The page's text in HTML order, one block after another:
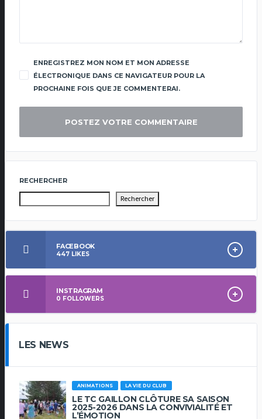
ENREGISTREZ MON NOM ET MON ADRESSE
ÉLECTRONIQUE DANS CE NAVIGATEUR POUR LA
PROCHAINE FOIS QUE JE COMMENTERAI.
RECHERCHER
Rechercher
FACEBOOK
447 LIKES
INSTRAGRAM
0 FOLLOWERS
LES NEWS
ANIMATIONS LA VIE DU CLUB
LE TC GAILLON CLÔTURE SA SAISON
2025-2026 DANS LA CONVIVIALITÉ ET
L’ÉMOTION